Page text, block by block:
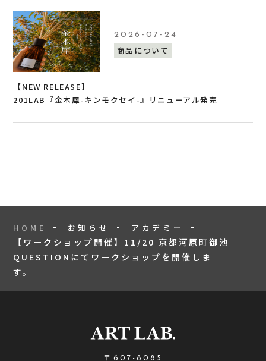
2026-07-24
商品について
【NEW RELEASE】
201LAB『金木犀-キンモクセイ-』リニューアル発売
HOME お知らせ アカデミー
【ワークショップ開催】11/20 京都河原町御池
QUESTIONにてワークショップを開催しま
す。
〒607-8085